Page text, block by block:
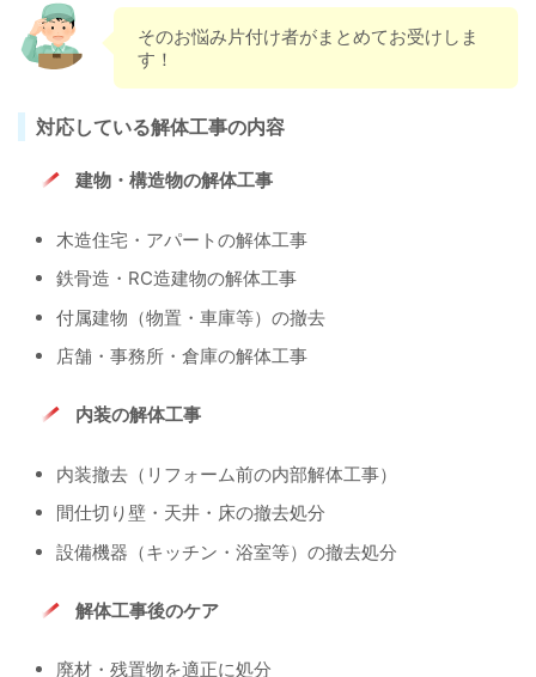
そのお悩み片付け者がまとめてお受けしま
す！
対応している解体工事の内容
建物・構造物の解体工事
木造住宅・アパートの解体工事
鉄骨造・RC造建物の解体工事
付属建物（物置・車庫等）の撤去
店舗・事務所・倉庫の解体工事
内装の解体工事
内装撤去（リフォーム前の内部解体工事）
間仕切り壁・天井・床の撤去処分
設備機器（キッチン・浴室等）の撤去処分
解体工事後のケア
廃材・残置物を適正に処分